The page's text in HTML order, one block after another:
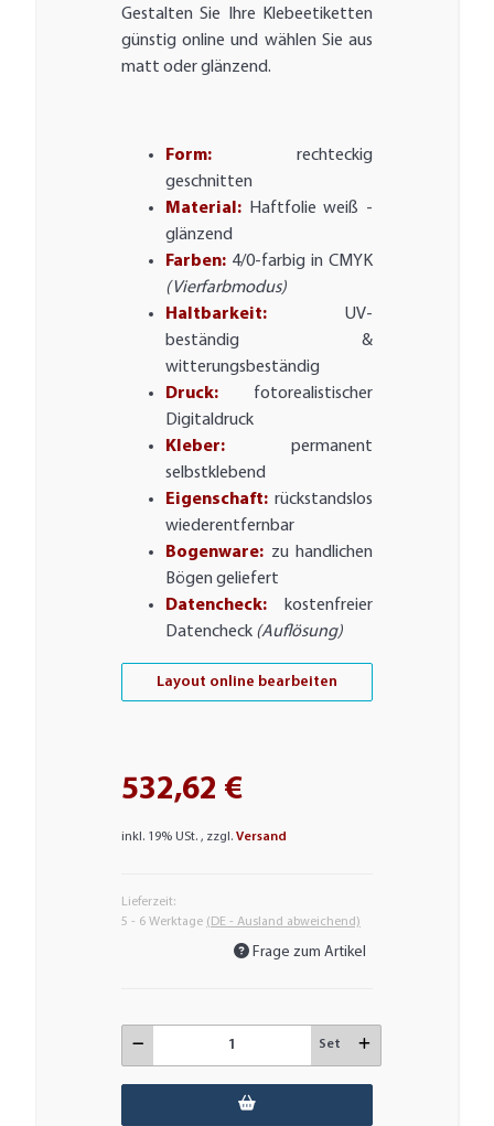
Gestalten Sie Ihre Klebeetiketten
günstig online und wählen Sie aus
matt oder glänzend.
Form: rechteckig
geschnitten
Material: Haftfolie weiß -
glänzend
Farben: 4/0-farbig in CMYK
(Vierfarbmodus)
Haltbarkeit: UV-
beständig &
witterungsbeständig
Druck: fotorealistischer
Digitaldruck
Kleber: permanent
selbstklebend
Eigenschaft: rückstandslos
wiederentfernbar
Bogenware: zu handlichen
Bögen geliefert
Datencheck: kostenfreier
Datencheck (Auflösung)
Layout online bearbeiten
532,62 €
inkl. 19% USt. , zzgl.Versand
Lieferzeit:
5 - 6 Werktage (DE - Ausland abweichend)
Frage zum Artikel
Set